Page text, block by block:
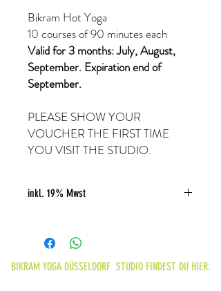
Bikram Hot Yoga
10 courses of 90 minutes each
Valid for 3 months: July, August,
September. Expiration end of
September.
PLEASE SHOW YOUR
VOUCHER THE FIRST TIME
YOU VISIT THE STUDIO.
inkl. 19% Mwst
BIKRAM YOGA DÜSSELDORF STUDIO FINDEST DU HIER: